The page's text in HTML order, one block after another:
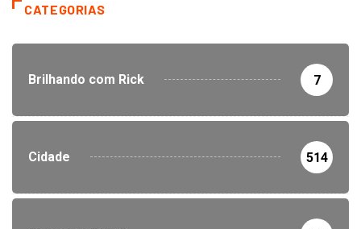
CATEGORIAS
Brilhando com Rick 7
Cidade 514